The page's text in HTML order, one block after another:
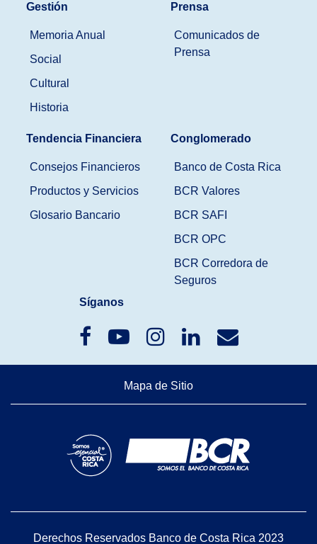
Gestión
Memoria Anual
Social
Cultural
Historia
Prensa
Comunicados de
Prensa
Tendencia Financiera
Consejos Financieros
Productos y Servicios
Glosario Bancario
Conglomerado
Banco de Costa Rica
BCR Valores
BCR SAFI
BCR OPC
BCR Corredora de
Seguros
Síganos
Mapa de Sitio
Derechos Reservados Banco de Costa Rica 2023